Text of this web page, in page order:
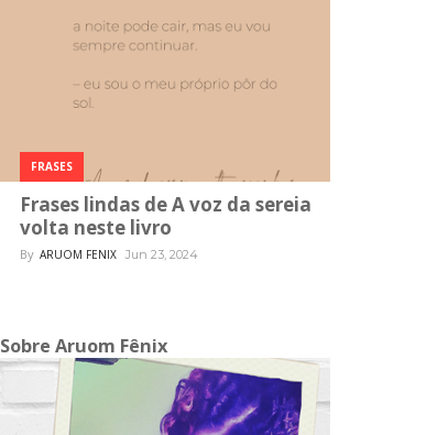
FRASES
Frases lindas de A voz da sereia
volta neste livro
By ARUOM FENIX Jun 23, 2024
Sobre Aruom Fênix